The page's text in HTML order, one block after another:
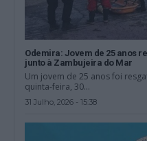
Odemira: Jovem de 25 anos
junto à Zambujeira do Mar
Um jovem de 25 anos foi
quinta-feira, 30...
31 Julho, 2026 - 15:38